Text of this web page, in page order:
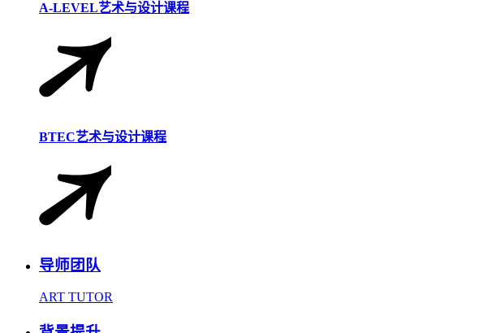
A-LEVEL艺术与设计课程
BTEC艺术与设计课程
导师团队
ART TUTOR